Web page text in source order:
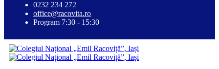
0232 234 272
office@racovita.ro
Program 7:30 - 15:30